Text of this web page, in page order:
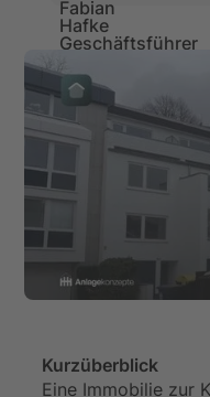
Kurzüberblick
Eine Immobilie zur